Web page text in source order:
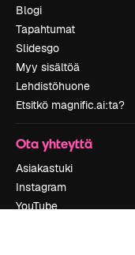
Blogi
Tapahtumat
Slidesgo
Myy sisältöä
Lehdistöhuone
Etsitkö magnific.ai:ta?
Ota yhteyttä
Asiakastuki
Instagram
YouTube